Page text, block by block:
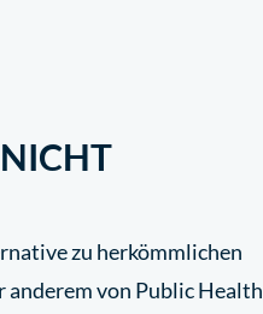
zu herkömmlichen
anderem von Public Health